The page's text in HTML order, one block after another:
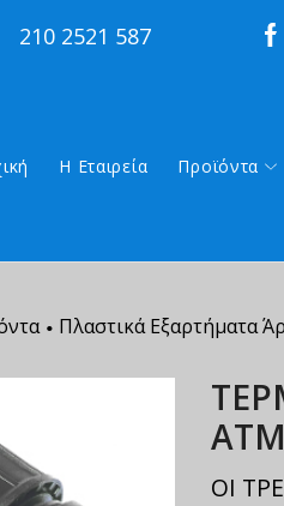
210 2521 587
Η Εταιρεία Προϊόντα
• Πλαστικά Εξαρτήματα
ΑΤΜ
ΟΙ